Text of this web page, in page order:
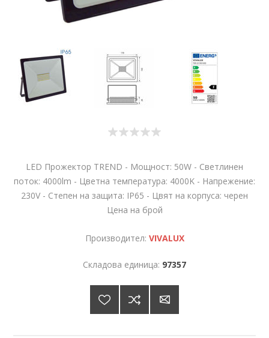
LED Прожектор TREND - Мощност: 50W - Светлинен
поток: 4000lm - Цветна температура: 4000K - Напрежение:
230V - Степен на защита: IP65 - Цвят на корпуса: черен
Цена на брой
Производител: VIVALUX
Складова единица: 97357